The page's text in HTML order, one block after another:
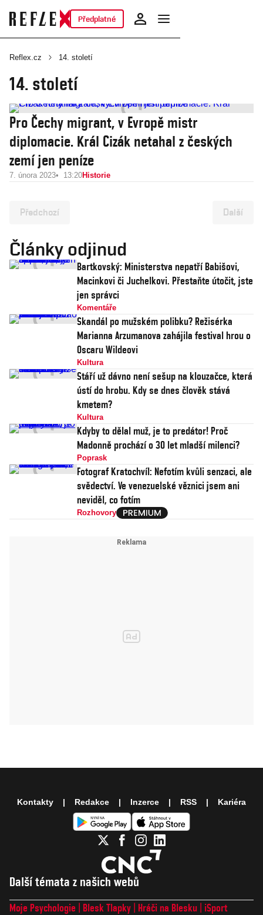
Předplatné
Reflex.cz 14. století
14. století
Pro Čechy migrant, v Evropě mistr
diplomacie. Král Cizák netahal z českých
zemí jen peníze
7. února 2023 13:20Historie
Předchozí Další
Články odjinud
Bartkovský: Ministerstva nepatří Babišovi,
Macinkovi či Juchelkovi. Přestaňte útočit, jste
jen správci
Komentáře
Skandál po mužském polibku? Režisérka
Marianna Arzumanova zahájila festival hrou o
Oscaru Wildeovi
Kultura
Stáří už dávno není sešup na klouzačce, která
ústí do hrobu. Kdy se dnes člověk stává
kmetem?
Kultura
Kdyby to dělal muž, je to predátor! Proč
Madonně prochází o 30 let mladší milenci?
Poprask
Fotograf Kratochvíl: Nefotím kvůli senzaci, ale
svědectví. Ve venezuelské věznici jsem ani
neviděl, co fotím
Rozhovory
Další témata z našich webů
Moje Psychologie Blesk Tlapky Hráči na Blesku
iSport
Kontakty Redakce Inzerce RSS Kariéra